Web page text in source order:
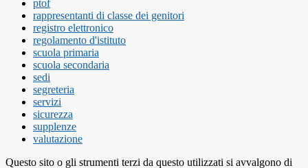
ptof
rappresentanti di classe dei genitori
registro elettronico
regolamento d'istituto
scuola primaria
scuola secondaria
sedi
segreteria
servizi
sicurezza
supplenze
valutazione
Questo sito o gli strumenti terzi da questo utilizzati si avvalgono di